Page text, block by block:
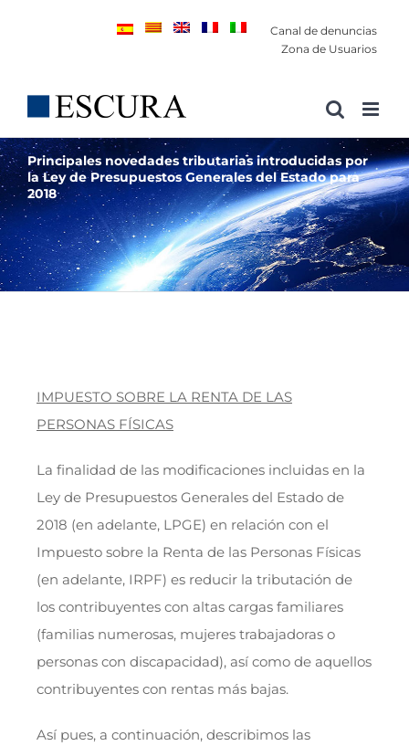
Canal de denuncias
Zona de Usuarios
Principales novedades tributarias introducidas por
la Ley de Presupuestos Generales del Estado para
2018
IMPUESTO SOBRE LA RENTA DE LAS
PERSONAS FÍSICAS
La finalidad de las modificaciones incluidas en la
Ley de Presupuestos Generales del Estado de
2018 (en adelante, LPGE) en relación con el
Impuesto sobre la Renta de las Personas Físicas
(en adelante, IRPF) es reducir la tributación de
los contribuyentes con altas cargas familiares
(familias numerosas, mujeres trabajadoras o
personas con discapacidad), así como de aquellos
contribuyentes con rentas más bajas.
Así pues, a continuación, describimos las